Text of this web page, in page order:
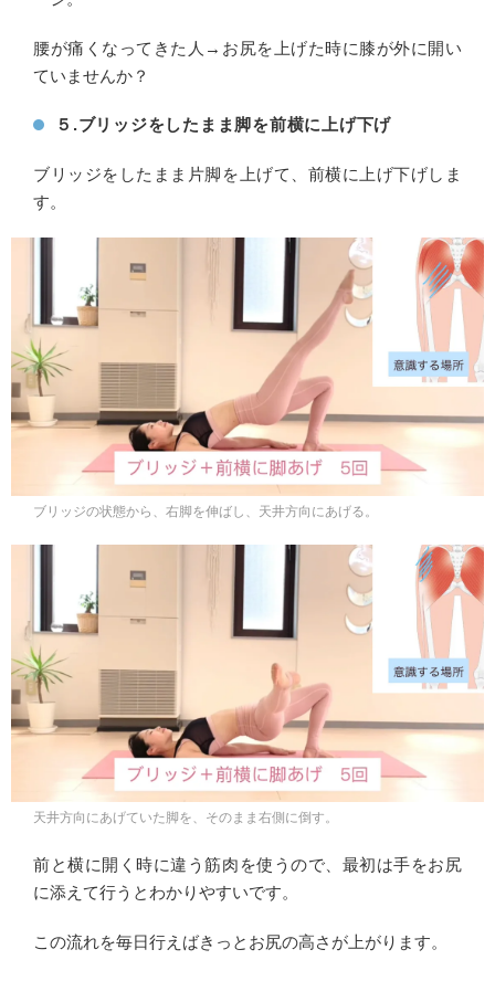
腰が痛くなってきた人→お尻を上げた時に膝が外に開い
ていませんか？
５.ブリッジをしたまま脚を前横に上げ下げ
ブリッジをしたまま片脚を上げて、前横に上げ下げしま
す。
ブリッジの状態から、右脚を伸ばし、天井方向にあげる。
天井方向にあげていた脚を、そのまま右側に倒す。
前と横に開く時に違う筋肉を使うので、最初は手をお尻
に添えて行うとわかりやすいです。
この流れを毎日行えばきっとお尻の高さが上がります。